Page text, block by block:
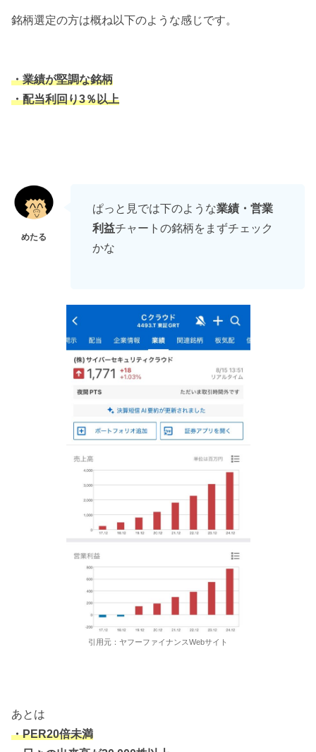
銘柄選定の方は概ね以下のような感じです。
・業績が堅調な銘柄
・配当利回り3％以上
ぱっと見では下のような業績・営業
利益チャートの銘柄をまずチェック
かな
引用元：ヤフーファイナンスWebサイト
あとは
・PER20倍未満